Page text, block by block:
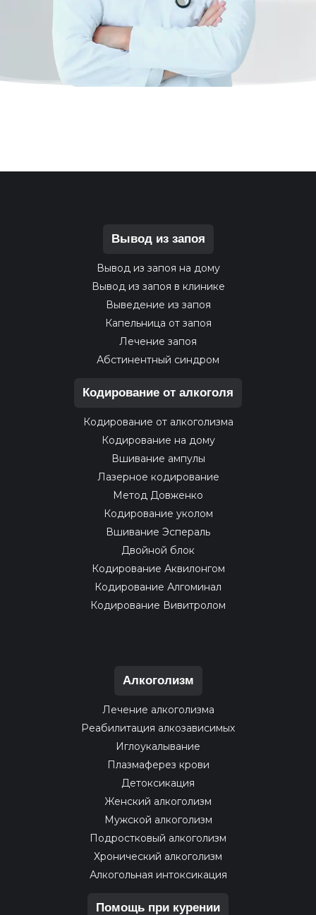
Вывод из запоя
Вывод из запоя на дому
Вывод из запоя в клинике
Выведение из запоя
Капельница от запоя
Лечение запоя
Абстинентный синдром
Кодирование от алкоголя
Кодирование от алкоголизма
Кодирование на дому
Вшивание ампулы
Лазерное кодирование
Метод Довженко
Кодирование уколом
Вшивание Эспераль
Двойной блок
Кодирование Аквилонгом
Кодирование Алгоминал
Кодирование Вивитролом
Алкоголизм
Лечение алкоголизма
Реабилитация алкозависимых
Иглоукалывание
Плазмаферез крови
Детоксикация
Женский алкоголизм
Мужской алкоголизм
Подростковый алкоголизм
Хронический алкоголизм
Алкогольная интоксикация
Помощь при курении